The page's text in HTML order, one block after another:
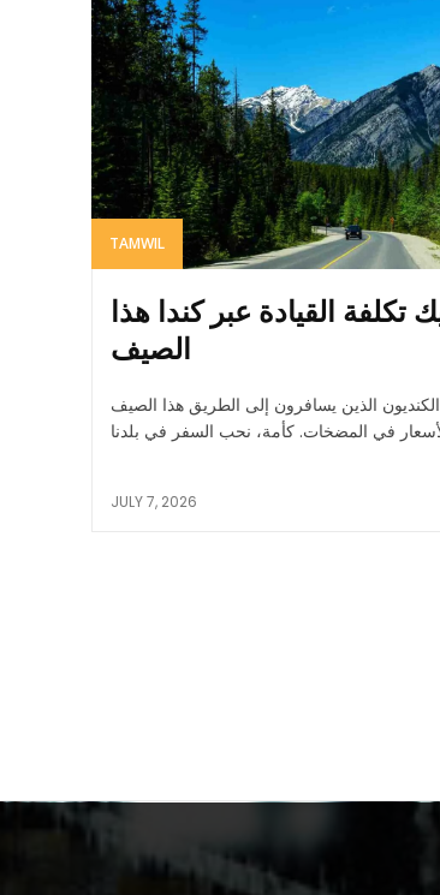
TAMWIL
تكلفة القيادة عبر كندا هذا
الصيف
الذين يسافرون إلى الطريق هذا الصيف
JULY 7, 2026